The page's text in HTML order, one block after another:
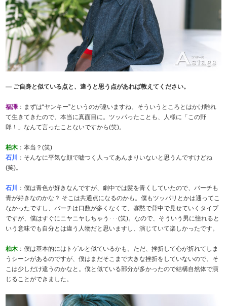
― ご自身と似ている点と、違うと思う点があれば教えてください。
福澤 ：まずは“ヤンキー”というのが違いますね。そういうところとはかけ離れ
て生きてきたので、本当に真面目に。ツッパったことも、人様に「この野
郎！」なんて言ったことないですから(笑)。
柏木 ：本当？(笑)
石川
：そんなに平気な顔で嘘つく人ってあんまりいないと思うんですけどね
(笑)。
石川
：僕は青色が好きなんですが、劇中では髪を青くしていたので、バーチも
青が好きなのかな？ そこは共通点になるのかも。僕もツッパリとかは通ってこ
なかったですし、バーチは口数が多くなくて、寡黙で背中で見せていくタイプ
ですが、僕はすぐにニヤニヤしちゃう･･･(笑)。なので、そういう男に憧れると
いう意味でも自分とは違う人物だと思いますし、演じていて楽しかったです。
柏木 ：僕は基本的にはトゲルと似ているかも。ただ、挫折して心が折れてしま
うシーンがあるのですが、僕はまだそこまで大きな挫折をしていないので、そ
こは少しだけ違うのかなと。僕と似ている部分が多かったので結構自然体で演
じることができました。